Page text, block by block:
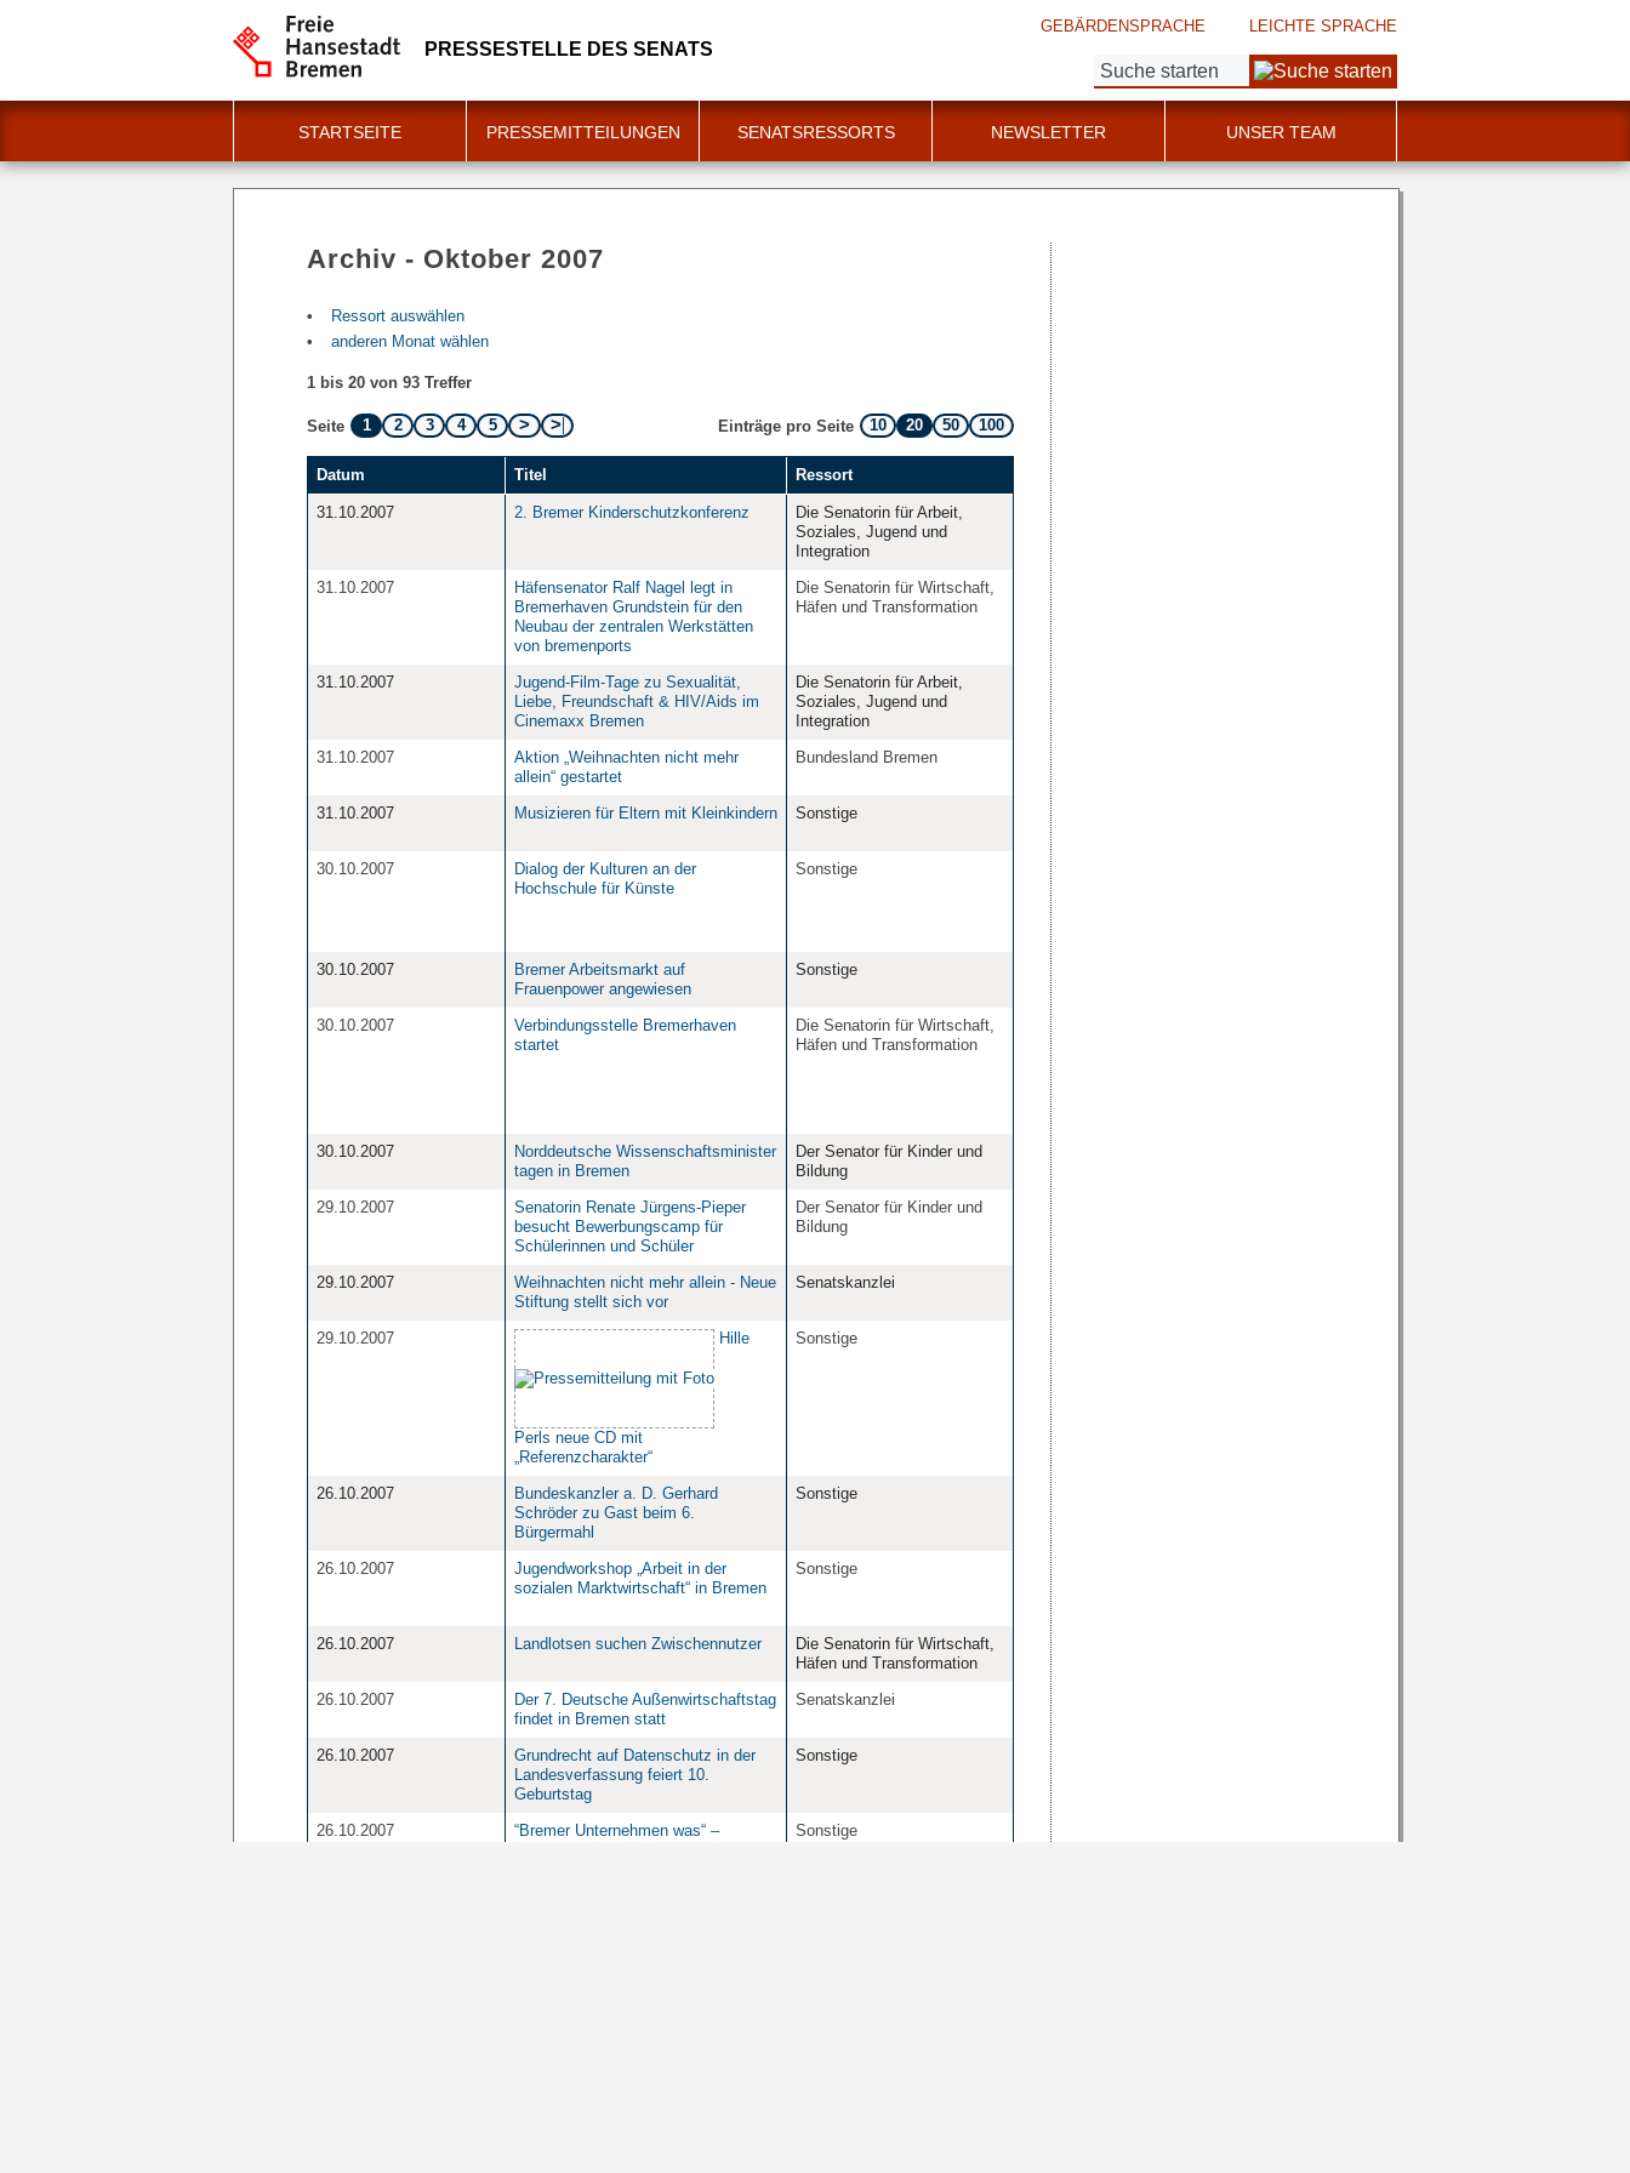
PRESSESTELLE DES SENATS
GEBÄRDENSPRACHE LEICHTE SPRACHE
Suche:
STARTSEITE PRESSEMITTEILUNGEN SENATSRESSORTS NEWSLETTER UNSER TEAM
Archiv - Oktober 2007
Ressort auswählen
anderen Monat wählen
1 bis 20 von 93 Treffer
Seite 1 2 3 4 5 Einträge pro Seite 10 20 50 100
Datum Titel Ressort
31.10.2007 2. Bremer Kinderschutzkonferenz
Die Senatorin für Arbeit,
Soziales, Jugend und
Integration
31.10.2007
Häfensenator Ralf Nagel legt in
Bremerhaven Grundstein für den
Neubau der zentralen Werkstätten
von bremenports
Die Senatorin für Wirtschaft,
Häfen und Transformation
31.10.2007
Jugend-Film-Tage zu Sexualität,
Liebe, Freundschaft & HIV/Aids im
Cinemaxx Bremen
Die Senatorin für Arbeit,
Soziales, Jugend und
Integration
31.10.2007
Aktion „Weihnachten nicht mehr
allein“ gestartet
Bundesland Bremen
31.10.2007 Musizieren für Eltern mit Kleinkindern Sonstige
30.10.2007
Dialog der Kulturen an der
Hochschule für Künste
Sonstige
30.10.2007
Bremer Arbeitsmarkt auf
Frauenpower angewiesen
Sonstige
30.10.2007
Verbindungsstelle Bremerhaven
startet
Die Senatorin für Wirtschaft,
Häfen und Transformation
30.10.2007
Norddeutsche Wissenschaftsminister
tagen in Bremen
Der Senator für Kinder und
Bildung
29.10.2007
Senatorin Renate Jürgens-Pieper
besucht Bewerbungscamp für
Schülerinnen und Schüler
Der Senator für Kinder und
Bildung
29.10.2007
Weihnachten nicht mehr allein - Neue
Stiftung stellt sich vor
Senatskanzlei
29.10.2007 Hille
Perls neue CD mit
„Referenzcharakter“
Sonstige
26.10.2007
Bundeskanzler a. D. Gerhard
Schröder zu Gast beim 6.
Bürgermahl
Sonstige
26.10.2007
Jugendworkshop „Arbeit in der
sozialen Marktwirtschaft“ in Bremen
Sonstige
26.10.2007 Landlotsen suchen Zwischennutzer
Die Senatorin für Wirtschaft,
Häfen und Transformation
26.10.2007
Der 7. Deutsche Außenwirtschaftstag
findet in Bremen statt
Senatskanzlei
26.10.2007
Grundrecht auf Datenschutz in der
Landesverfassung feiert 10.
Geburtstag
Sonstige
26.10.2007
“Bremer Unternehmen was“ –
Sonstige